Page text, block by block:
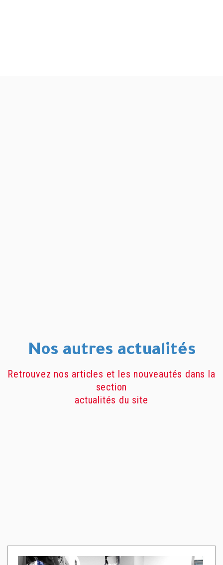
Nos autres actualités
Retrouvez nos articles et les nouveautés dans la
section
actualités du site